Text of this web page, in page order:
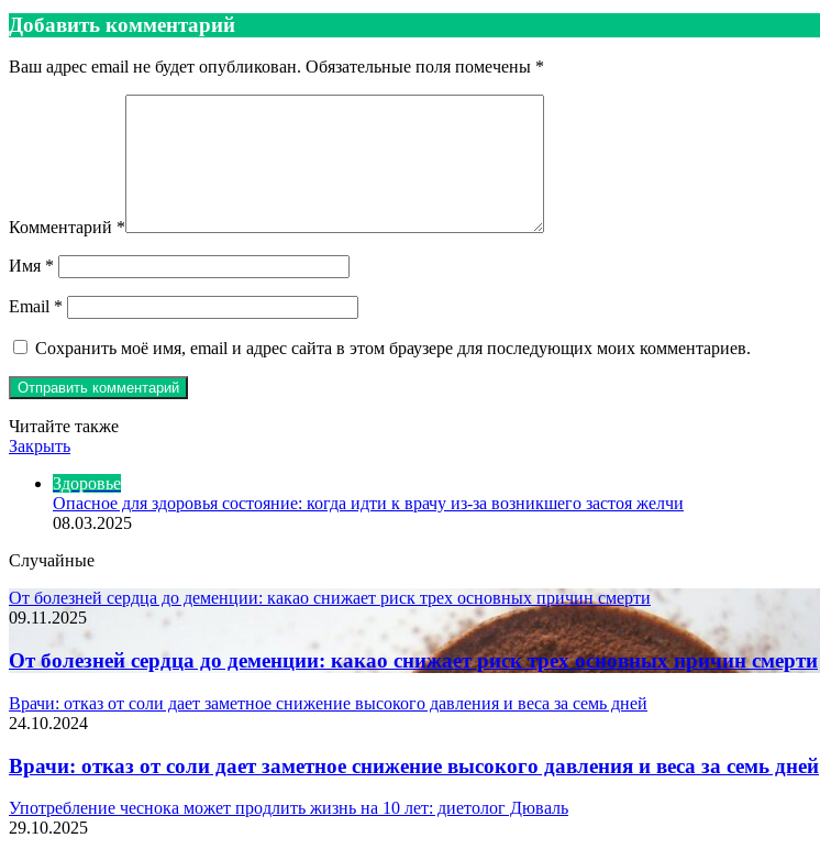
Добавить комментарий
Ваш адрес email не будет опубликован. Обязательные поля помечены *
Комментарий *
Имя *
Email *
Сохранить моё имя, email и адрес сайта в этом браузере для последующих моих комментариев.
Читайте также
Закрыть
Здоровье
Опасное для здоровья состояние: когда идти к врачу из-за возникшего застоя желчи
08.03.2025
Случайные
От болезней сердца до деменции: какао снижает риск трех основных причин смерти
09.11.2025
От болезней сердца до деменции: какао снижает риск трех основных причин смерти
Врачи: отказ от соли дает заметное снижение высокого давления и веса за семь дней
24.10.2024
Врачи: отказ от соли дает заметное снижение высокого давления и веса за семь дней
Употребление чеснока может продлить жизнь на 10 лет: диетолог Дюваль
29.10.2025